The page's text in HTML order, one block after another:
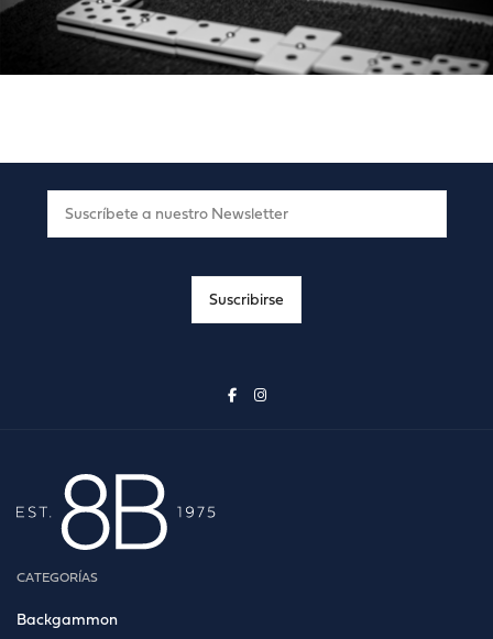
CATEGORÍAS
Backgammon